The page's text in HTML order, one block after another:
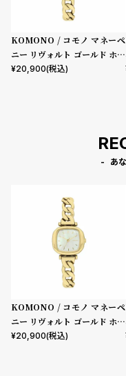
KOMONO / コモノ マネーペ
ニー リヴォルト ゴールド ホワ
イト
¥20,900(税込)
あ
KOMONO / コモノ マネーペ
ニー リヴォルト ゴールド ホワ
イト
¥20,900(税込)